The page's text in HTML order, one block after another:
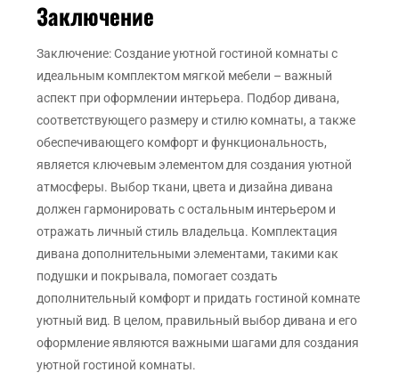
Заключение
Заключение: Создание уютной гостиной комнаты с
идеальным комплектом мягкой мебели – важный
аспект при оформлении интерьера. Подбор дивана,
соответствующего размеру и стилю комнаты, а также
обеспечивающего комфорт и функциональность,
является ключевым элементом для создания уютной
атмосферы. Выбор ткани, цвета и дизайна дивана
должен гармонировать с остальным интерьером и
отражать личный стиль владельца. Комплектация
дивана дополнительными элементами, такими как
подушки и покрывала, помогает создать
дополнительный комфорт и придать гостиной комнате
уютный вид. В целом, правильный выбор дивана и его
оформление являются важными шагами для создания
уютной гостиной комнаты.